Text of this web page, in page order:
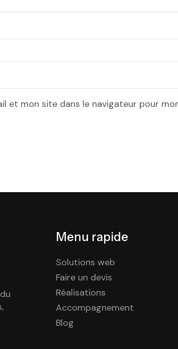
et mon site dans le navigateur pour
Menu rapide
Solutions web
Faire un devis
Réalisations
Accompagnement
Blog